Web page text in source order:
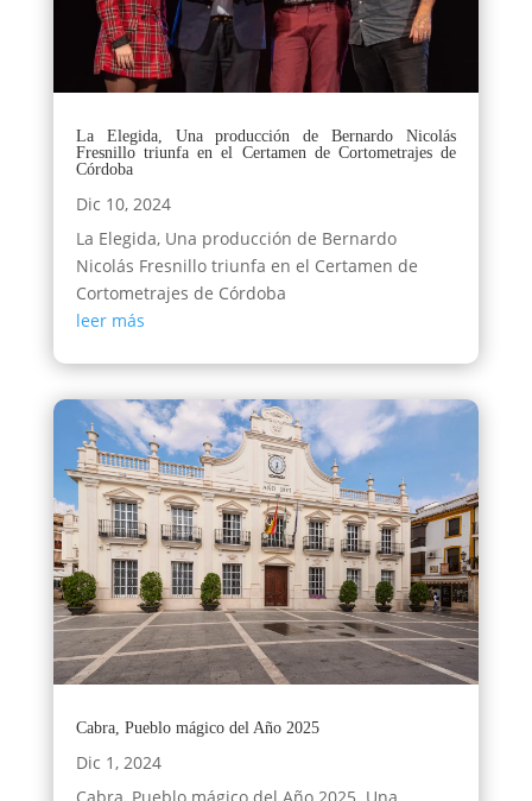
La Elegida, Una producción de Bernardo Nicolás
Fresnillo triunfa en el Certamen de Cortometrajes de
Córdoba
Dic 10, 2024
La Elegida, Una producción de Bernardo
Nicolás Fresnillo triunfa en el Certamen de
Cortometrajes de Córdoba
leer más
Cabra, Pueblo mágico del Año 2025
Dic 1, 2024
Cabra, Pueblo mágico del Año 2025. Una